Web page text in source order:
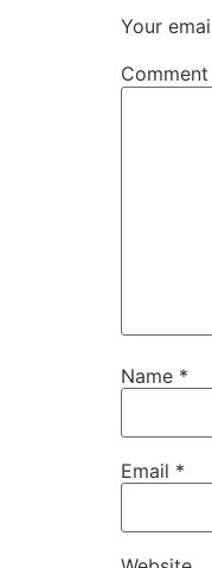
Your
Comment
Name *
Email *